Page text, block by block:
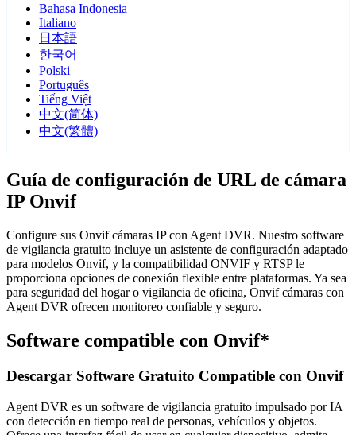
Bahasa Indonesia
Italiano
日本語
한국어
Polski
Português
Tiếng Việt
中文(简体)
中文(繁體)
Guía de configuración de URL de cámara
IP Onvif
Configure sus Onvif cámaras IP con Agent DVR. Nuestro software
de vigilancia gratuito incluye un asistente de configuración adaptado
para modelos Onvif, y la compatibilidad ONVIF y RTSP le
proporciona opciones de conexión flexible entre plataformas. Ya sea
para seguridad del hogar o vigilancia de oficina, Onvif cámaras con
Agent DVR ofrecen monitoreo confiable y seguro.
Software compatible con Onvif*
Descargar Software Gratuito Compatible con Onvif
Agent DVR es un software de vigilancia gratuito impulsado por IA
con detección en tiempo real de personas, vehículos y objetos.